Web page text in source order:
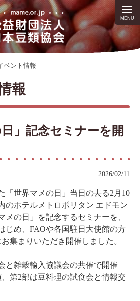
ベント情報
報
日」記念セミナーを開
2026/02/11
「世界マメの日」当日の去る2月10
のホテルメトロポリタン エドモン
メの日」を記念するセミナーを、
じめ、FAOや各国駐日大使館の方
集まりいただき開催しました。
と雑穀輸入協議会の共催で開催
第2部は豆料理の試食会と情報交